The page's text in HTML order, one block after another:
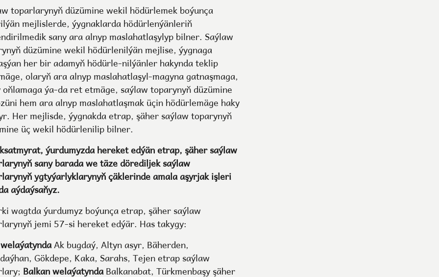
toparlarynyň düzümine wekil hödürlemek boýunça
mejlislerde, ýygnaklarda hödürlenýänleriň
sany ara alnyp maslahatlaşylyp bilner. Saýlaw
düzümine wekil hödürlenilýän mejlise, ýygnaga
her bir adamyň hödürle-nilýänler hakynda teklip
olaryň ara alnyp maslahatlaşyl-magyna gatnaşmaga,
ýa-da ret etmäge, saýlaw toparynyň düzümine
hem ara alnyp maslahatlaşmak üçin hödürlemäge haky
Her mejlisde, ýygnakda etrap, şäher saýlaw toparynyň
üç wekil hödürlenilip bilner.
ýurdumyzda hereket edýän etrap, şäher saýlaw
sany barada we täze dörediljek saýlaw
ygtyýarlyklarynyň çäklerinde amala aşyrjak işleri
aýdaýsaňyz.
wagtda ýurdumyz boýunça etrap, şäher saýlaw
jemi 57-si hereket edýär. Has takygy:
Ak bugdaý, Altyn asyr, Bäherden,
Gökdepe, Kaka, Sarahs, Tejen etrap saýlaw
Balkan welaýatyndaBalkanabat, Türkmenbaşy şäher